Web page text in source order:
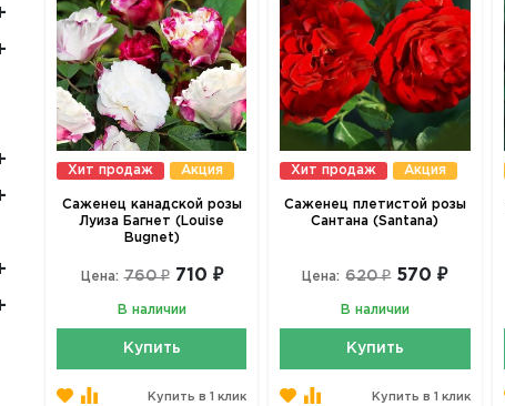
Хит продаж Акция
Саженец канадской розы
Луиза Багнет (Louise
Bugnet)
Цена: 760 ₽ 710 ₽
В наличии
Купить
Купить в 1 клик
Хит продаж Акция
Саженец плетистой розы
Сантана (Santana)
Цена: 620 ₽ 570 ₽
В наличии
Купить
Купить в 1 клик